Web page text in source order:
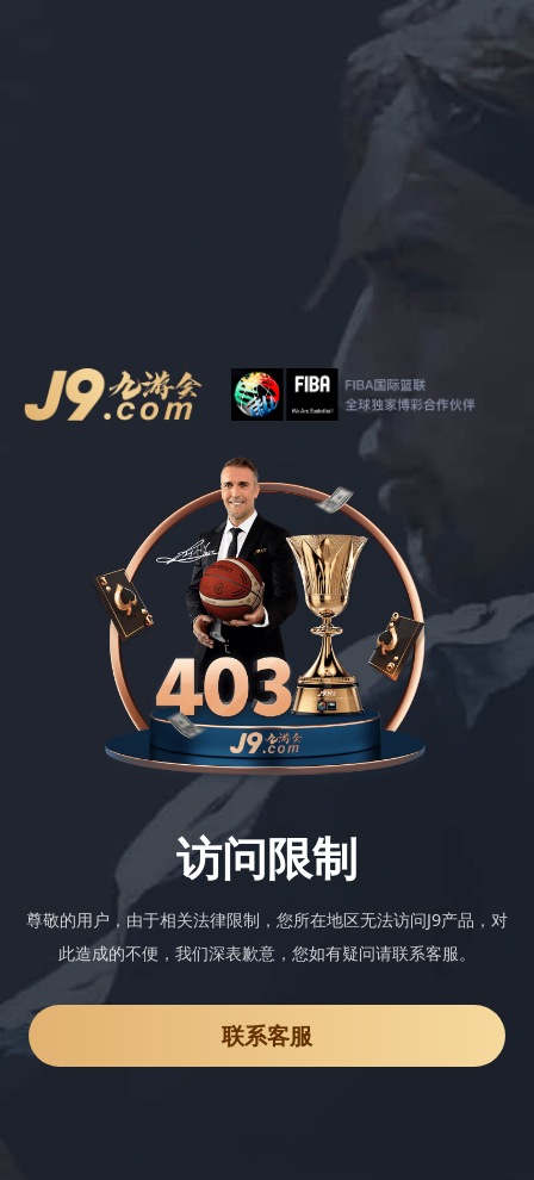
访问限制
尊敬的用户，由于相关法律限制，您所在地区无法访问J9产品，对
此造成的不便，我们深表歉意，您如有疑问请联系客服。
联系客服